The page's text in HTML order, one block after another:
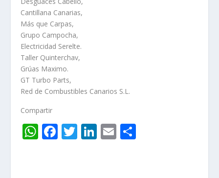
Cantillana Canarias,
Más que Carpas,
Grupo Campocha,
Electricidad Serelte.
Taller Quinterchav,
Grúas Maximo.
GT Turbo Parts,
Red de Combustibles Canarios S.L.
Compartir
W F T Li E